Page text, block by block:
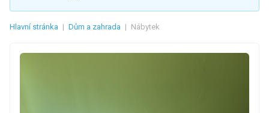
Hlavní stránka | Dům a zahrada | Nábytek